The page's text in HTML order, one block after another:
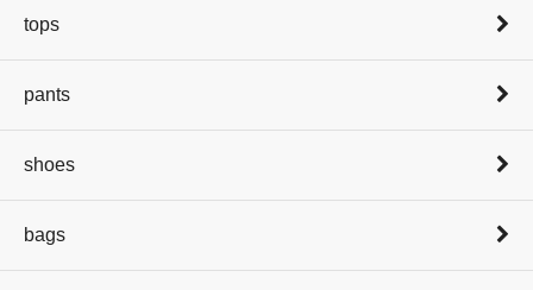
tops
pants
shoes
bags